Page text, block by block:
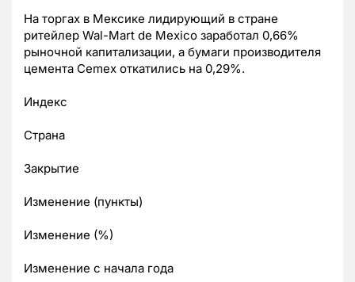
На торгах в Мексике лидирующий в стране
ритейлер Wal-Mart de Mexico заработал 0,66%
рыночной капитализации, а бумаги производителя
цемента Cemex откатились на 0,29%.
Индекс
Страна
Закрытие
Изменение (пункты)
Изменение (%)
Изменение с начала года